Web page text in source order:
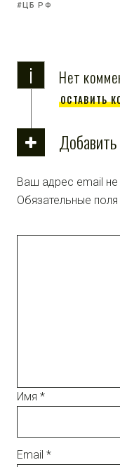
ЦБ РФ
i Нет
ОСТАВИТЬ
Ваш адрес email не
Обязательные
Имя *
Email *